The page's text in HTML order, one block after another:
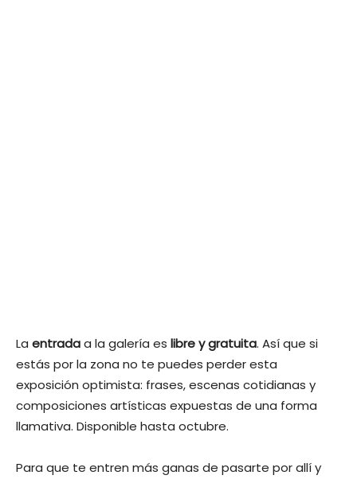
La entradaa la galería es libre y gratuita. Así que si
estás por la zona no te puedes perder esta
exposición optimista: frases, escenas cotidianas y
composiciones artísticas expuestas de una forma
llamativa. Disponible hasta octubre.
Para que te entren más ganas de pasarte por allí y